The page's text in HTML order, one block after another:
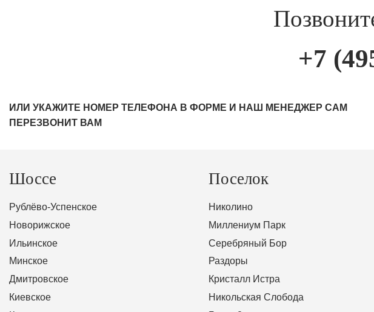
+7
ИЛИ УКАЖИТЕ НОМЕР ТЕЛЕФОНА В ФОРМЕ И НАШ МЕНЕДЖЕР САМ
ПЕРЕЗВОНИТ ВАМ
Шоссе
Рублёво-Успенское
Новорижское
Ильинское
Минское
Дмитровское
Киевское
Поселок
Николино
Миллениум Парк
Серебряный Бор
Раздоры
Кристалл Истра
Никольская Слобода